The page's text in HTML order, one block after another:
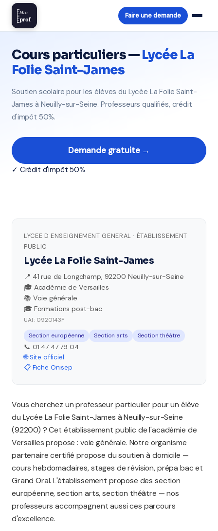
Mon
prof Faire une demande
Cours particuliers —Lycée La
Folie Saint-James
Soutien scolaire pour les élèves du Lycée La Folie Saint-
James à Neuilly-sur-Seine. Professeurs qualifiés, crédit
d'impôt 50%.
Demande gratuite →
✓ Crédit d'impôt 50%
LYCEE D ENSEIGNEMENT GENERAL · ÉTABLISSEMENT
PUBLIC
Lycée La Folie Saint-James
📍 41 rue de Longchamp, 92200 Neuilly-sur-Seine
🎓 Académie de Versailles
📚 Voie générale
🎓 Formations post-bac
UAI : 0920143F
Section européenne
Section arts Section théâtre
📞 01 47 47 79 04
🌐 Site officiel
📋 Fiche Onisep
Vous cherchez un professeur particulier pour un élève
du Lycée La Folie Saint-James à Neuilly-sur-Seine
(92200) ? Cet établissement public de l'académie de
Versailles propose : voie générale. Notre organisme
partenaire certifié propose du soutien à domicile —
cours hebdomadaires, stages de révision, prépa bac et
Grand Oral. L'établissement propose des section
européenne, section arts, section théâtre — nos
professeurs accompagnent aussi ces parcours
d'excellence.